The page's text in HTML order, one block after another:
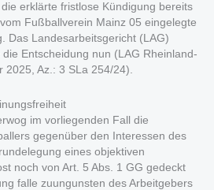
erklärte fristlose Kündigung bereits
Fußballverein Mainz 05 eingelegte
Das Landesarbeitsgericht (LAG)
Entscheidung nun (LAG Rheinland-
2025, Az.: 3 SLa 254/24).
im vorliegenden Fall die
gegenüber den Interessen des
eines objektiven
noch von Art. 5 Abs. 1 GG gedeckt
falle zuungunsten des Arbeitgebers